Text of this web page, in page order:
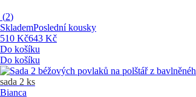
(2)
SklademPoslední kousky
510 Kč643 Kč
Do košíku
Do košíku
sada 2 ks
Bianca